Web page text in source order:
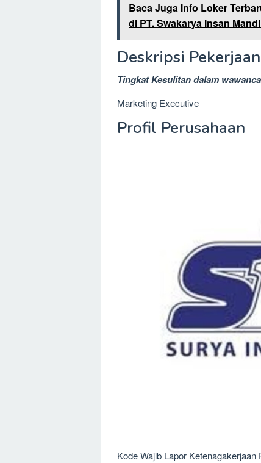
Baca Juga Info Loker
di PT. Swakarya Insan
Deskripsi Pekerjaan
Tingkat Kesulitan dalam
Marketing Executive
Profil Perusahaan
Kode Wajib Lapor Ketenagakerjaan